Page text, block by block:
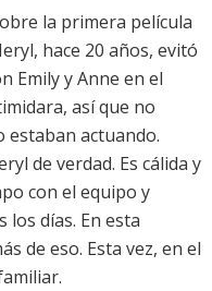
la primera película
hace 20 años, evitó
Emily y Anne en el
así que no
estaban actuando.
de verdad. Es cálida y
con el equipo y
días. En esta
de eso. Esta vez, en el